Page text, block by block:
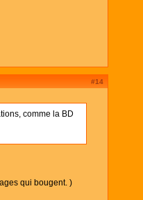
#14
comme la BD
qui bougent. )